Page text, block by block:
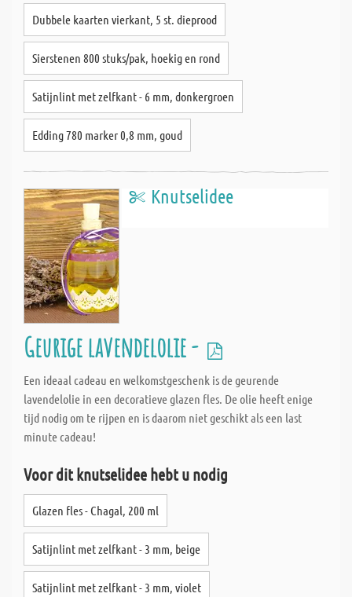
Dubbele kaarten vierkant, 5 st. dieprood
Sierstenen 800 stuks/pak, hoekig en rond
Satijnlint met zelfkant - 6 mm, donkergroen
Edding 780 marker 0,8 mm, goud
Knutselidee
Geurige lavendelolie -
Een ideaal cadeau en welkomstgeschenk is de geurende
lavendelolie in een decoratieve glazen fles. De olie heeft enige
tijd nodig om te rijpen en is daarom niet geschikt als een last
minute cadeau!
Voor dit knutselidee hebt u nodig
Glazen fles - Chagal, 200 ml
Satijnlint met zelfkant - 3 mm, beige
Satijnlint met zelfkant - 3 mm, violet